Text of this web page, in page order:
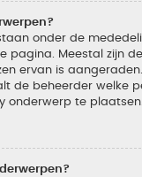
onder de
pagina. Meestal zijn
ervan is
de beheerder welke
onderwerp te plaatsen.